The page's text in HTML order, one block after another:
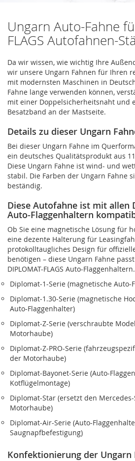
Ungarn Auto-Fahne
FLAGS Autofahnen-
Da wir wissen, wie wichtig Ihre
wir unsere Ungarn Fahnen für Ihren
mit modernsten Maschinen in
Fahne lange verwenden können,
mit einer Doppelsicherheitsnaht und
Besatzband an der Mastseite.
Details zu dieser Ungarn
Bei dieser Ungarn Fahne im
ein deutsches Qualitätsprodukt aus
Diese Ungarn Fahne ist wind- und
stabil. Die Farben der Ungarn Fahne
beständig.
Diese Autofahne ist mit allen
Auto-Flaggenhaltern
Ob Sie eine magnetische Lösung für
eine dezente Halterung für
protokolltaugliches Design für
benötigen – diese Ungarn Fahne
DIPLOMAT-FLAGS Auto-Flaggenhaltern.
Diplomat‑1-Serie (magnetische Auto-
Diplomat‑1.30-Serie (magnetische
Auto-Flaggenhalter)
Diplomat‑Z-Serie (verschraubte
Motorhaube)
Diplomat‑Z‑PRO-Serie
der Motorhaube)
Diplomat‑Bayonet-Serie (Auto-
Kotflügelmontage)
Diplomat‑Star (ersetzt den
Motorhaube)
Diplomat‑Air-Serie (Auto-
Saugnapfbefestigung)
Konfektionierung der Ungarn